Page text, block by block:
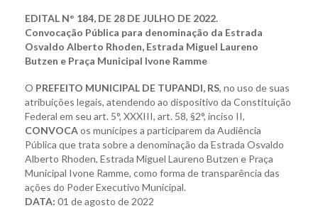
EDITAL N° 184, DE 28 DE JULHO DE 2022.
Convocação Pública para denominação da Estrada
Osvaldo Alberto Rhoden, Estrada Miguel Laureno
Butzen e Praça Municipal Ivone Ramme
O PREFEITO MUNICIPAL DE TUPANDI, RS, no uso de suas
atribuições legais, atendendo ao dispositivo da Constituição
Federal em seu art. 5°, XXXIII, art. 58, §2°, inciso II,
CONVOCAos munícipes a participarem da Audiência
Pública que trata sobre a denominação da Estrada Osvaldo
Alberto Rhoden, Estrada Miguel Laureno Butzen e Praça
Municipal Ivone Ramme, como forma de transparência das
ações do Poder Executivo Municipal.
DATA: 01 de agosto de 2022